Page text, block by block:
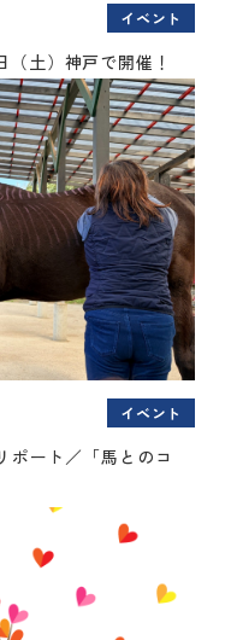
イベント
（土）神戸で開催！
イベント
ポート／「馬とのコ